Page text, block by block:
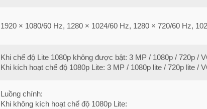
1920 × 1080/60 Hz, 1280 × 1024/60 Hz, 1280 × 720/60 Hz,
Khi chế độ Lite 1080p không được bật: 3 MP / 1080p / 720p /
Khi kích hoạt chế độ 1080p Lite: 3 MP / 1080p lite / 720p lite /
Luồng chính:
Khi không kích hoạt chế độ 1080p Lite: